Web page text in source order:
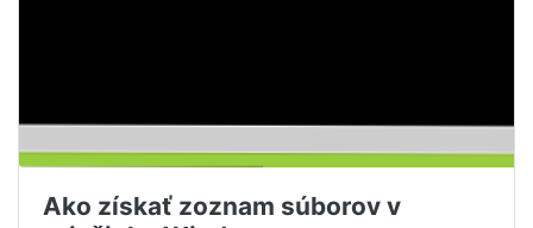
Ako získať zoznam súborov v